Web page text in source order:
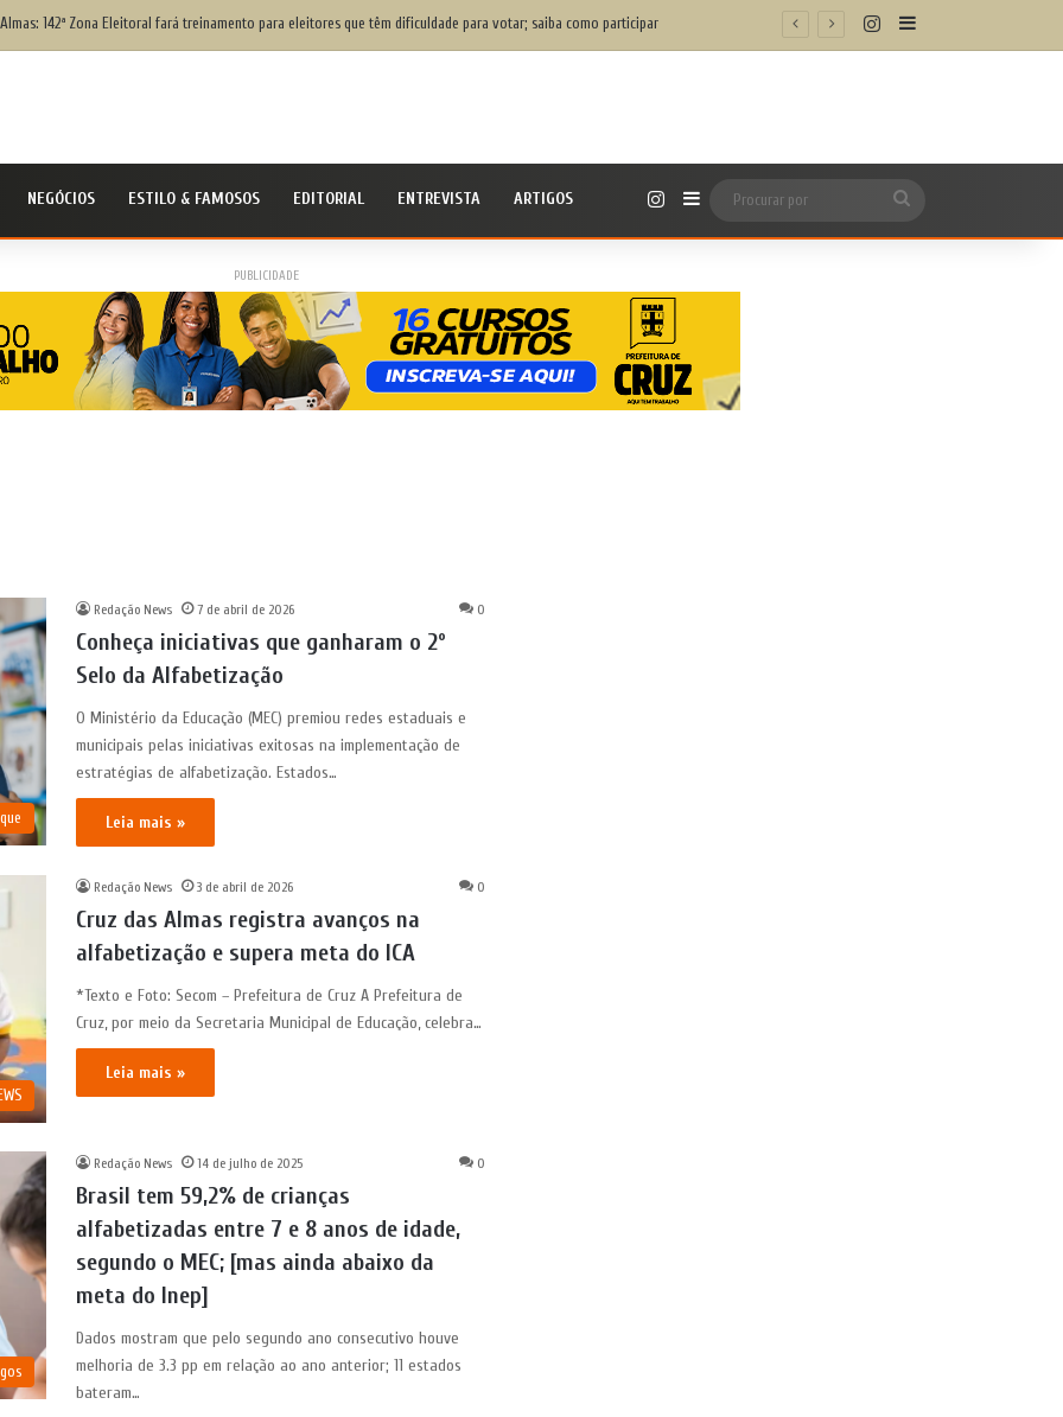
142ª Zona Eleitoral fará treinamento para eleitores que têm dificuldade para votar; saiba como participar InstagramBarra Lateral
NEGÓCIOS ESTILO & FAMOSOS EDITORIAL ENTREVISTA ARTIGOS InstagramBarra Lateral
por
PUBLICIDADE
Redação News 7 de abril de 2026 0
Conheça iniciativas que ganharam o 2º
Selo da Alfabetização
O Ministério da Educação (MEC) premiou redes estaduais e
municipais pelas iniciativas exitosas na implementação de
estratégias de alfabetização. Estados…
Leia mais »
Redação News 3 de abril de 2026 0
Cruz das Almas registra avanços na
alfabetização e supera meta do ICA
*Texto e Foto: Secom – Prefeitura de Cruz A Prefeitura de
Cruz, por meio da Secretaria Municipal de Educação, celebra…
Leia mais »
Redação News 14 de julho de 2025 0
Brasil tem 59,2% de crianças
alfabetizadas entre 7 e 8 anos de idade,
segundo o MEC; [mas ainda abaixo da
meta do Inep]
Dados mostram que pelo segundo ano consecutivo houve
melhoria de 3.3 pp em relação ao ano anterior; 11 estados
bateram…